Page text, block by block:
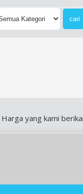
yang kami berikan